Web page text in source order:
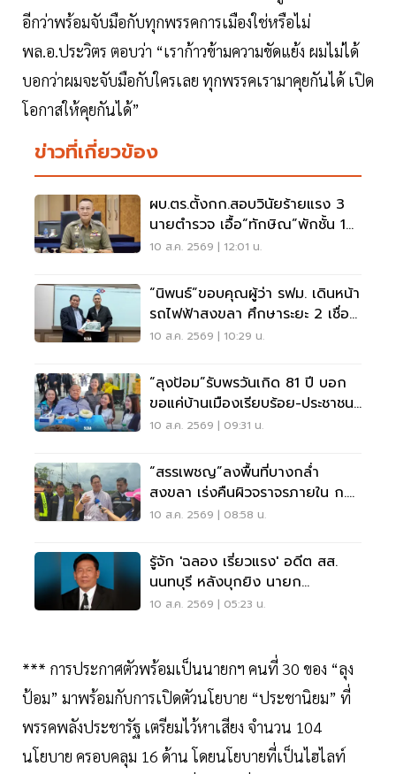
อีกว่าพร้อมจับมือกับทุกพรรคการเมืองใช่หรือไม่
พล.อ.ประวิตร ตอบว่า “เราก้าวข้ามความขัดแย้ง ผมไม่ได้
บอกว่าผมจะจับมือกับใครเลย ทุกพรรคเรามาคุยกันได้ เปิด
โอกาสให้คุยกันได้”
ข่าวที่เกี่ยวข้อง
ผบ.ตร.ตั้งกก.สอบวินัยร้ายแรง 3
นายตำรวจ เอื้อ“ทักษิณ”พักชั้น 14
รพ.ตำรวจ
10 ส.ค. 2569 | 12:01 น.
“นิพนธ์”ขอบคุณผู้ว่า รฟม. เดินหน้า
รถไฟฟ้าสงขลา ศึกษาระยะ 2 เชื่อม
สนามบิน
10 ส.ค. 2569 | 10:29 น.
“ลุงป้อม”รับพรวันเกิด 81 ปี บอก
ขอแค่บ้านเมืองเรียบร้อย-ประชาชน
มีความสุข
10 ส.ค. 2569 | 09:31 น.
“สรรเพชญ”ลงพื้นที่บางกล่ำ
สงขลา เร่งคืนผิวจราจรภายใน ก.ย.
2569
10 ส.ค. 2569 | 08:58 น.
รู้จัก 'ฉลอง เรี่ยวแรง' อดีต สส.
นนทบุรี หลังบุกยิง นายก
อบจ.นนทบุรี บาดเจ็บสาหัส
10 ส.ค. 2569 | 05:23 น.
*** การประกาศตัวพร้อมเป็นนายกฯ คนที่ 30 ของ “ลุง
ป้อม” มาพร้อมกับการเปิดตัวนโยบาย “ประชานิยม” ที่
พรรคพลังประชารัฐ เตรียมไว้หาเสียง จำนวน 104
นโยบาย ครอบคลุม 16 ด้าน โดยนโยบายที่เป็นไฮไลท์